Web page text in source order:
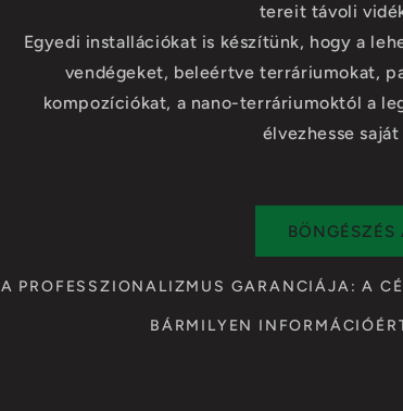
tereit távoli
Egyedi installációkat is készítünk, hogy a
vendégeket, beleértve terráriumokat,
kompozíciókat, a nano-terráriumoktól a
élvezhesse
BÖNGÉSZÉS
A PROFESSZIONALIZMUS GARANCIÁJA: A
BÁRMILYEN